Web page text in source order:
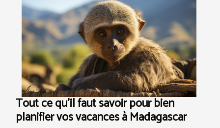
Tout ce qu'il faut savoir pour bien
planifier vos vacances à Madagascar